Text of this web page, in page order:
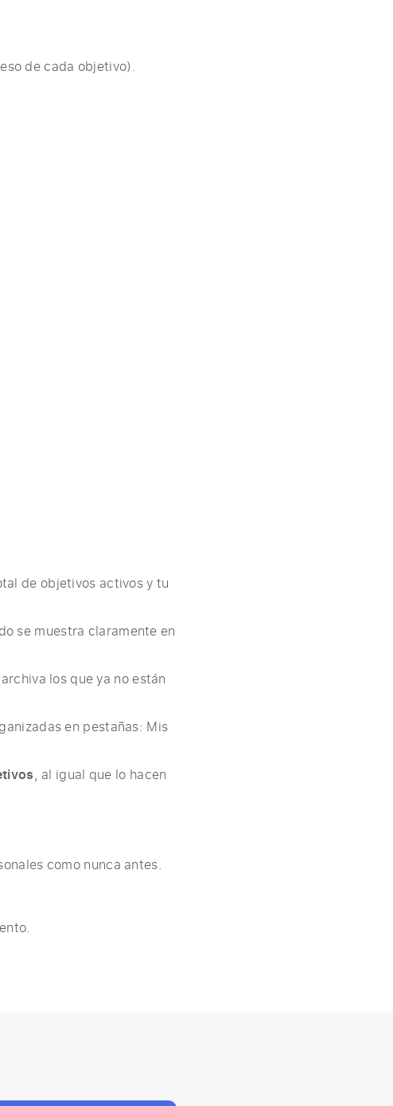
de cada objetivo).
de objetivos activos y tu
se muestra claramente en
los que ya no están
en pestañas: Mis
, al igual que lo hacen
como nunca antes.